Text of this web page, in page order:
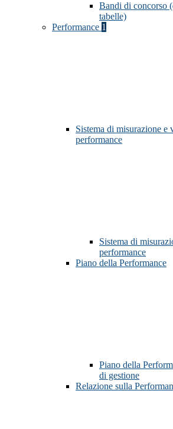
Bandi di concorso
tabelle)
Performance 1
Sistema di misurazione e
performance
Sistema di
performance
Piano della Performance
Piano della
di gestione
Relazione sulla